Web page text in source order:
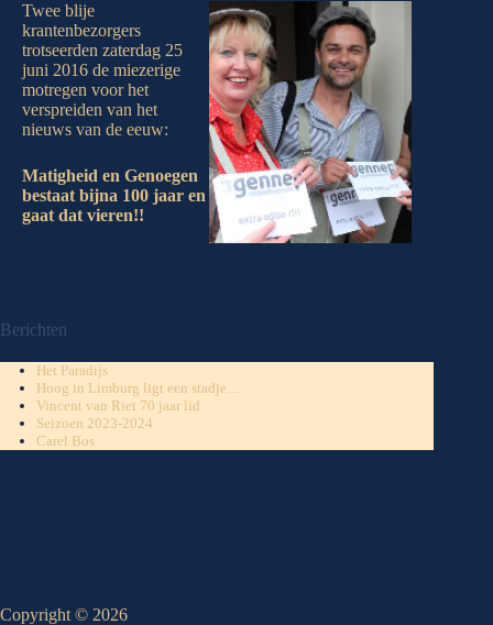
Twee blije
krantenbezorgers
trotseerden zaterdag 25
juni 2016 de miezerige
motregen voor het
verspreiden van het
nieuws van de eeuw:
Matigheid en Genoegen
bestaat bijna 100 jaar en
gaat dat vieren!!
Berichten
Het Paradijs
Hoog in Limburg ligt een stadje…
Vincent van Riet 70 jaar lid
Seizoen 2023-2024
Carel Bos
Copyright © 2026